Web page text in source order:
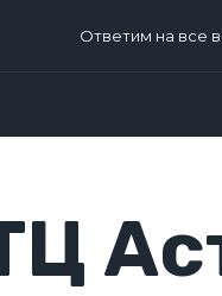
Ответим на все